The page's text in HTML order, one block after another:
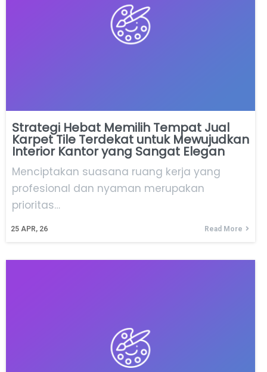
Strategi Hebat Memilih Tempat Jual
Karpet Tile Terdekat untuk Mewujudkan
Interior Kantor yang Sangat Elegan
25 APR, 26
Menciptakan suasana ruang kerja yang
profesional dan nyaman merupakan
prioritas…
Read More